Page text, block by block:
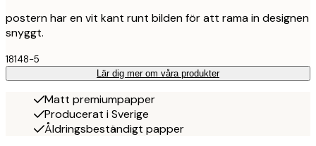
postern har en vit kant runt bilden för att rama in designen
snyggt.
18148-5
Lär dig mer om våra produkter
Matt premiumpapper
Producerat i Sverige
Åldringsbeständigt papper